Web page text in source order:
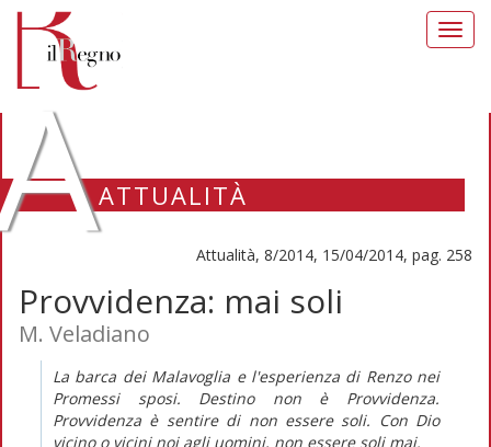
ATTUALITÀ
Attualità, 8/2014, 15/04/2014, pag. 258
Provvidenza: mai soli
M. Veladiano
La barca dei Malavoglia e l'esperienza di Renzo nei
Promessi sposi. Destino non è Provvidenza.
Provvidenza è sentire di non essere soli. Con Dio
vicino o vicini noi agli uomini, non essere soli mai.